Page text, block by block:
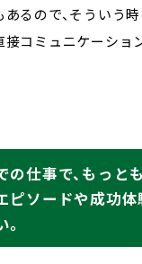
るので、そういう時
接コミュニケーショ
の仕事で、もっと
ピソードや成功体